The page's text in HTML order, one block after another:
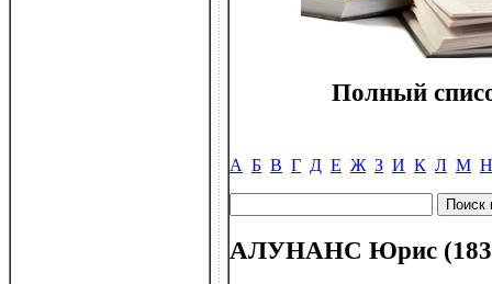
Полный
А Б В Г Д Е Ж З И К Л М Н
АЛУНАНС Юрис